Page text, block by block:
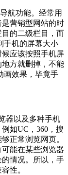
航功能。经常用
营销型网站的时
的二级栏目，而
手机的屏幕大小
应该按照手机屏
方就删掉，不能
画效果，毕竟手
器以及多种手机
如UC，360，搜
正常浏览网页。
能在某些浏览器
的情况。所以，手
性。